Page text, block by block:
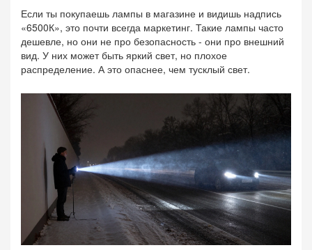
Если ты покупаешь лампы в магазине и видишь надпись
«6500К», это почти всегда маркетинг. Такие лампы часто
дешевле, но они не про безопасность - они про внешний
вид. У них может быть яркий свет, но плохое
распределение. А это опаснее, чем тусклый свет.